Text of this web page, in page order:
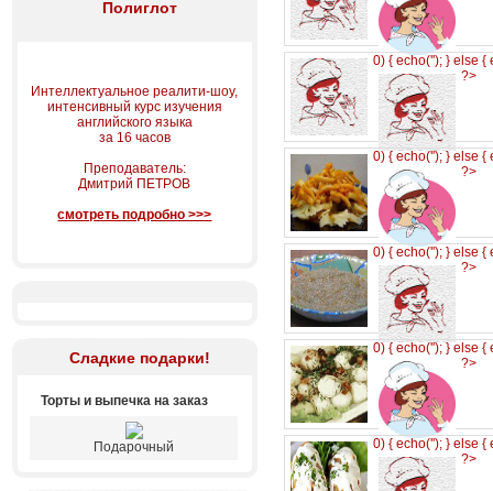
Полиглот
Интеллектуальное реалити-шоу,
интенсивный курс изучения
английского языка
за 16 часов
Преподаватель:
Дмитрий ПЕТРОВ
смотреть подробно >>>
Сладкие подарки!
Торты и выпечка на заказ
Подарочный
0) { echo(''); } else {
?>
0) { echo(''); } else {
?>
0) { echo(''); } else {
?>
0) { echo(''); } else {
?>
0) { echo(''); } else {
?>